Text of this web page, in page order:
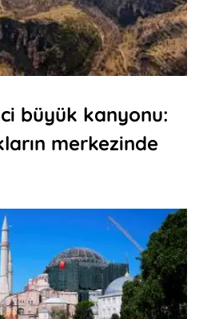
büyük kanyonu:
merkezinde